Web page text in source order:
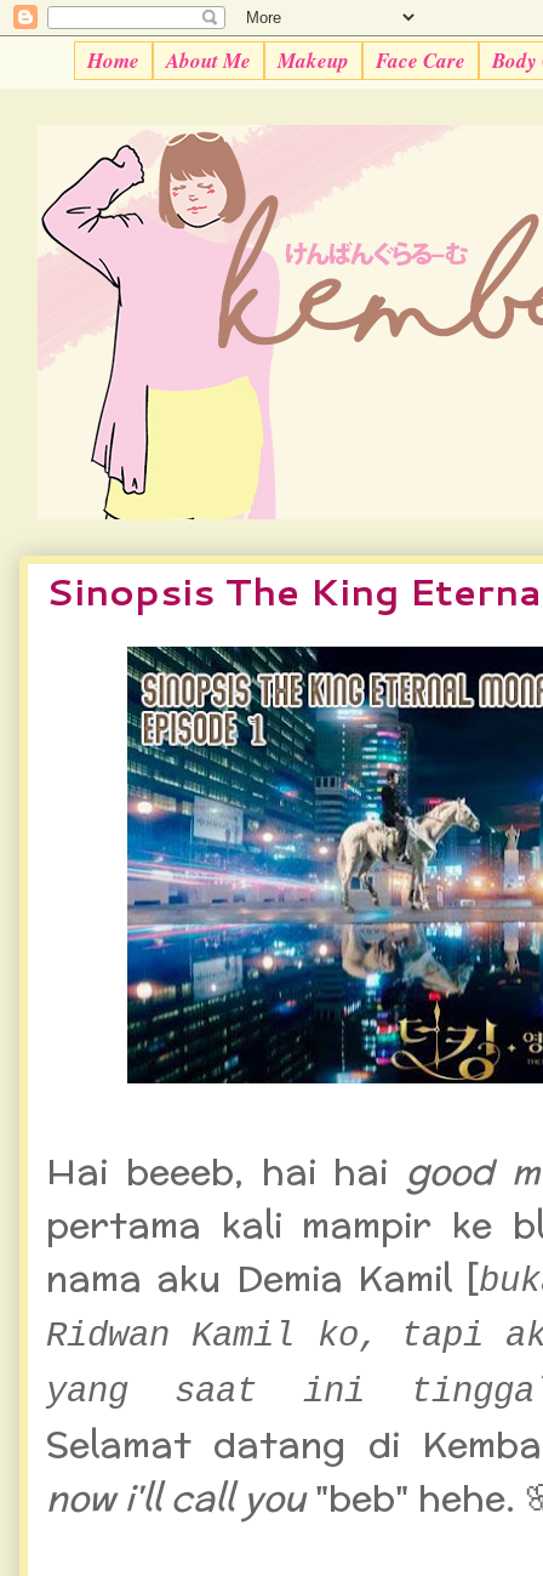
Home About Me Makeup Face Care Body
Sinopsis The King
Hai beeeb, hai hai good
pertama kali mampir ke
nama aku Demia Kamil [
Ridwan Kamil ko, tapi
yang saat ini
Selamat datang di
now i'll call you"beb" hehe.